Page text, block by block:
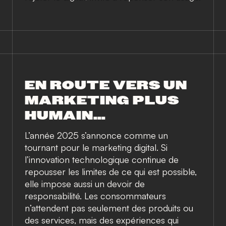
EN ROUTE VERS UN
MARKETING PLUS
HUMAIN…
L’année 2025 s’annonce comme un
tournant pour le marketing digital. Si
l’innovation technologique continue de
repousser les limites de ce qui est possible,
elle impose aussi un devoir de
responsabilité. Les consommateurs
n’attendent pas seulement des produits ou
des services, mais des expériences qui